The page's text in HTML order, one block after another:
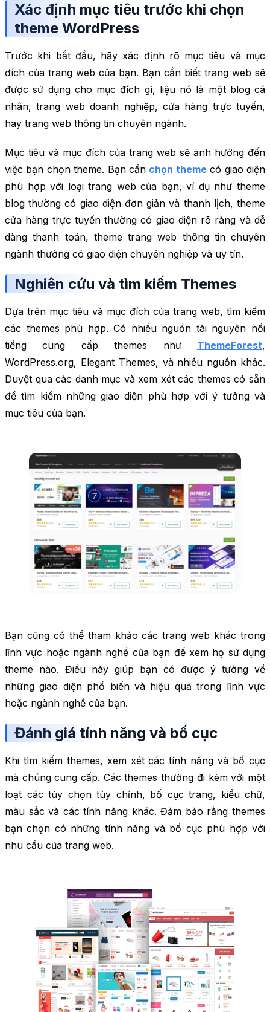
Xác định mục tiêu trước khi chọn
theme WordPress
Trước khi bắt đầu, hãy xác định rõ mục tiêu và mục
đích của trang web của bạn. Bạn cần biết trang web sẽ
được sử dụng cho mục đích gì, liệu nó là một blog cá
nhân, trang web doanh nghiệp, cửa hàng trực tuyến,
hay trang web thông tin chuyên ngành.
Mục tiêu và mục đích của trang web sẽ ảnh hưởng đến
việc bạn chọn theme. Bạn cần chọn themecó giao diện
phù hợp với loại trang web của bạn, ví dụ như theme
blog thường có giao diện đơn giản và thanh lịch, theme
cửa hàng trực tuyến thường có giao diện rõ ràng và dễ
dàng thanh toán, theme trang web thông tin chuyên
ngành thường có giao diện chuyên nghiệp và uy tín.
Nghiên cứu và tìm kiếm Themes
Dựa trên mục tiêu và mục đích của trang web, tìm kiếm
các themes phù hợp. Có nhiều nguồn tài nguyên nổi
tiếng cung cấp themes như ThemeForest,
WordPress.org, Elegant Themes, và nhiều nguồn khác.
Duyệt qua các danh mục và xem xét các themes có sẵn
để tìm kiếm những giao diện phù hợp với ý tưởng và
mục tiêu của bạn.
Bạn cũng có thể tham khảo các trang web khác trong
lĩnh vực hoặc ngành nghề của bạn để xem họ sử dụng
theme nào. Điều này giúp bạn có được ý tưởng về
những giao diện phổ biến và hiệu quả trong lĩnh vực
hoặc ngành nghề của bạn.
Đánh giá tính năng và bố cục
Khi tìm kiếm themes, xem xét các tính năng và bố cục
mà chúng cung cấp. Các themes thường đi kèm với một
loạt các tùy chọn tùy chỉnh, bố cục trang, kiểu chữ,
màu sắc và các tính năng khác. Đảm bảo rằng themes
bạn chọn có những tính năng và bố cục phù hợp với
nhu cầu của trang web.